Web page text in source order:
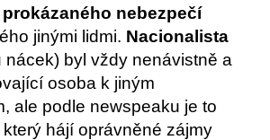
prokázaného nebezpečí
jinými lidmi. Nacionalista
nácek) byl vždy nenávistně a
osoba k jiným
ale podle newspeaku je to
hájí oprávněné zájmy